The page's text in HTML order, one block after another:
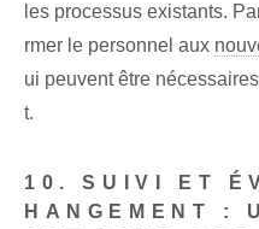
les processus existants.
rmer le personnel aux
ui peuvent être
t.
10. SUIVI ET
HANGEMENT :